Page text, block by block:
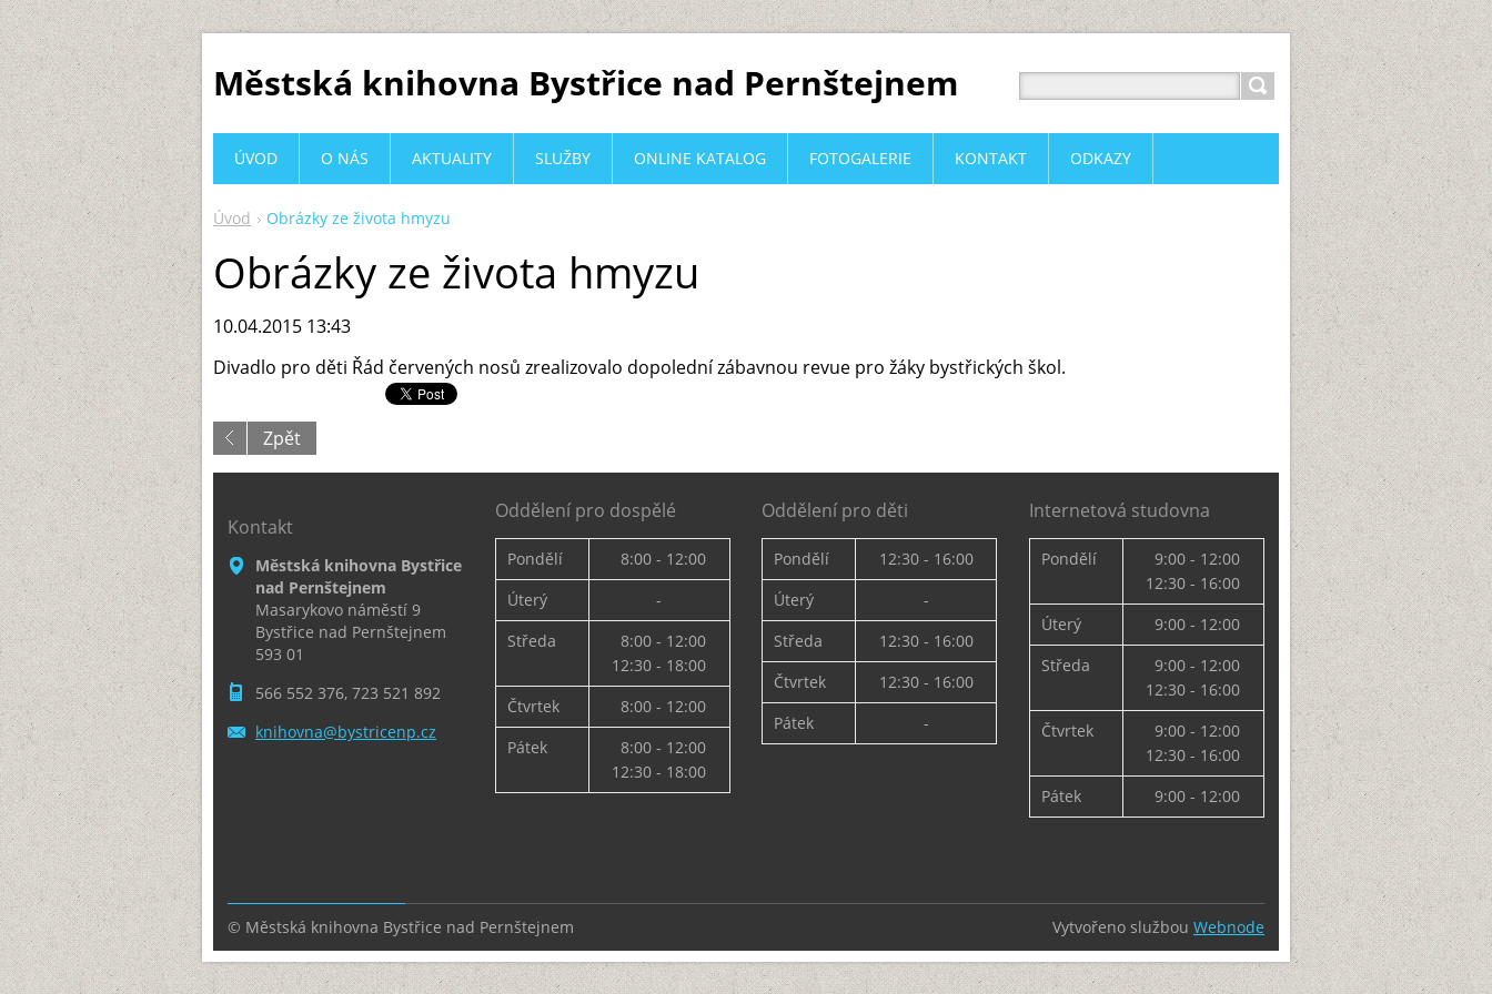
Městská knihovna Bystřice nad Pernštejnem
Úvod Obrázky ze života hmyzu
Obrázky ze života hmyzu
10.04.2015 13:43
Divadlo pro děti Řád červených nosů zrealizovalo dopolední zábavnou revue pro žáky bystřických škol.
Zpět
ÚVOD O NÁS AKTUALITY SLUŽBY ONLINE KATALOG FOTOGALERIE KONTAKT ODKAZY
Kontakt
Městská knihovna Bystřice
nad Pernštejnem
Masarykovo náměstí 9
Bystřice nad Pernštejnem
593 01
566 552 376, 723 521 892
knihovna@bystricenp.cz
Oddělení pro dospělé
Pondělí
8:00 - 12:00
Úterý
-
Středa
8:00 - 12:00
12:30 - 18:00
Čtvrtek
8:00 - 12:00
Pátek
8:00 - 12:00
12:30 - 18:00
Oddělení pro děti
Pondělí
12:30 - 16:00
Úterý
-
Středa
12:30 - 16:00
Čtvrtek
12:30 - 16:00
Pátek
-
Internetová studovna
Pondělí
9:00 - 12:00
12:30 - 16:00
Úterý
9:00 - 12:00
Středa
9:00 - 12:00
12:30 - 16:00
Čtvrtek
9:00 - 12:00
12:30 - 16:00
Pátek
9:00 - 12:00
© Městská knihovna Bystřice nad Pernštejnem Vytvořeno službou Webnode